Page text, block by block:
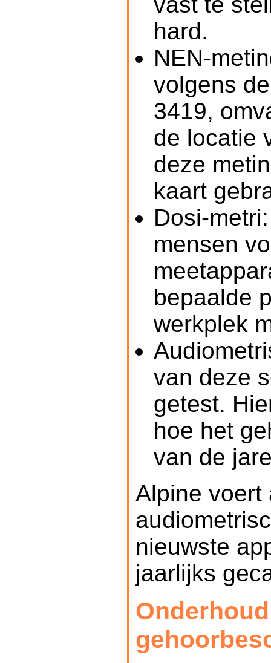
hard.
NEN-
volgens
3419,
de locatie
deze
kaart
Dosi-
mensen
bepaalde
werkplek
van deze
getest.
hoe het
van de
Alpine voert
nieuwste
jaarlijks